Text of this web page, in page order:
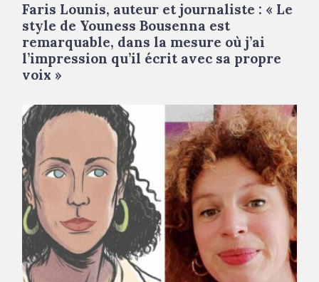
Faris Lounis, auteur et journaliste : « Le
style de Youness Bousenna est
remarquable, dans la mesure où j’ai
l’impression qu’il écrit avec sa propre
voix »